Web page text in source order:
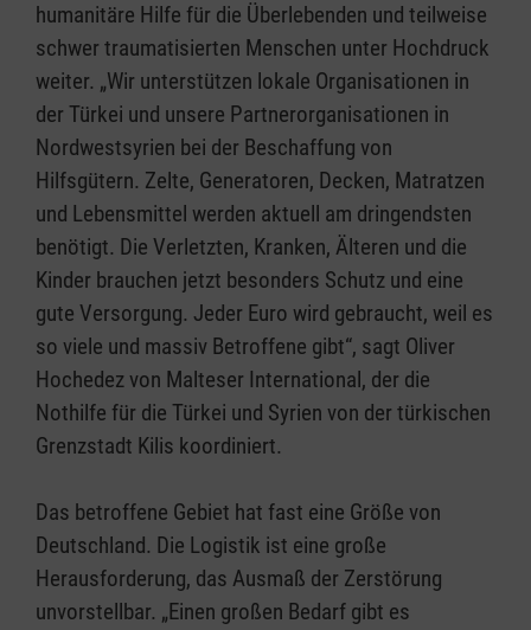
humanitäre Hilfe für die Überlebenden und teilweise
schwer traumatisierten Menschen unter Hochdruck
weiter. „Wir unterstützen lokale Organisationen in
der Türkei und unsere Partnerorganisationen in
Nordwestsyrien bei der Beschaffung von
Hilfsgütern. Zelte, Generatoren, Decken, Matratzen
und Lebensmittel werden aktuell am dringendsten
benötigt. Die Verletzten, Kranken, Älteren und die
Kinder brauchen jetzt besonders Schutz und eine
gute Versorgung. Jeder Euro wird gebraucht, weil es
so viele und massiv Betroffene gibt“, sagt Oliver
Hochedez von Malteser International, der die
Nothilfe für die Türkei und Syrien von der türkischen
Grenzstadt Kilis koordiniert.
Das betroffene Gebiet hat fast eine Größe von
Deutschland. Die Logistik ist eine große
Herausforderung, das Ausmaß der Zerstörung
unvorstellbar. „Einen großen Bedarf gibt es